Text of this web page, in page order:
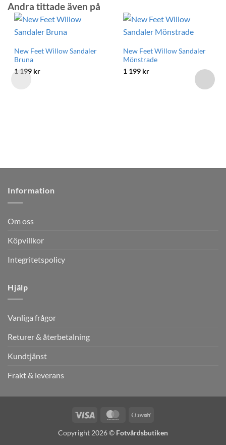
Andra tittade även på
New Feet Willow Sandaler
Bruna
1 199 kr
New Feet Willow Sandaler
Mönstrade
1 199 kr
Information
Om oss
Köpvillkor
Integritetspolicy
Hjälp
Vanliga frågor
Returer & återbetalning
Kundtjänst
Frakt & leverans
Visa MasterCard
Copyright 2026 © Fotvårdsbutiken